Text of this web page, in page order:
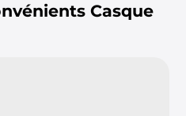
Casque